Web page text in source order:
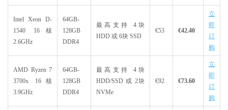
Intel Xeon D-
1540 16核
2.6GHz
64GB-
128GB
DDR4
最高支持 4块
HDD 或 6块 SSD
€53 €42.40
立
即
订
购
AMD Ryzen 7
3700x 16核
3.9GHz
64GB-
128GB
DDR4
最高支持 4块
HDD/SSD 或 2块
NVMe
€92 €73.60
立
即
订
购